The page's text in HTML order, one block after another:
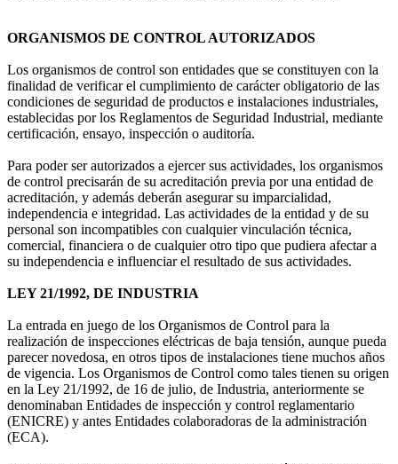
ORGANISMOS DE CONTROL AUTORIZADOS
Los organismos de control son entidades que se constituyen con la
finalidad de verificar el cumplimiento de carácter obligatorio de las
condiciones de seguridad de productos e instalaciones industriales,
establecidas por los Reglamentos de Seguridad Industrial, mediante
certificación, ensayo, inspección o auditoría.
Para poder ser autorizados a ejercer sus actividades, los organismos
de control precisarán de su acreditación previa por una entidad de
acreditación, y además deberán asegurar su imparcialidad,
independencia e integridad. Las actividades de la entidad y de su
personal son incompatibles con cualquier vinculación técnica,
comercial, financiera o de cualquier otro tipo que pudiera afectar a
su independencia e influenciar el resultado de sus actividades.
LEY 21/1992, DE INDUSTRIA
La entrada en juego de los Organismos de Control para la
realización de inspecciones eléctricas de baja tensión, aunque pueda
parecer novedosa, en otros tipos de instalaciones tiene muchos años
de vigencia. Los Organismos de Control como tales tienen su origen
en la Ley 21/1992, de 16 de julio, de Industria, anteriormente se
denominaban Entidades de inspección y control reglamentario
(ENICRE) y antes Entidades colaboradoras de la administración
(ECA).